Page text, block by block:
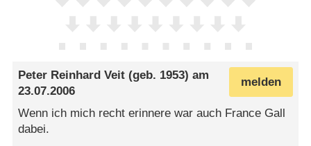
melden
Peter Reinhard Veit (geb. 1953) am
23.07.2006
Wenn ich mich recht erinnere war auch France Gall
dabei.